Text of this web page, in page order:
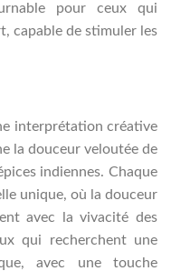
pour ceux qui
capable de stimuler les
interprétation créative
la douceur veloutée de
indiennes. Chaque
unique, où la douceur
avec la vivacité des
qui recherchent une
avec une touche